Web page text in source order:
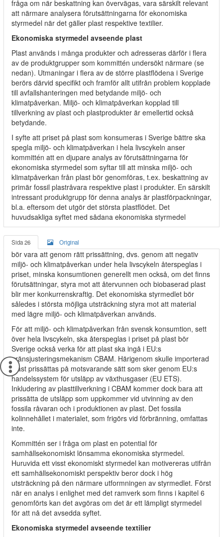
fråga om när beskattning kan övervägas, vara särskilt relevant
att närmare analysera förutsättningarna för ekonomiska
styrmedel när det gäller plast respektive textilier.
Ekonomiska styrmedel avseende plast
Plast används i många produkter och adresseras därför i flera
av de produktgrupper som kommittén undersökt närmare (se
nedan). Utmaningar i flera av de större plastflödena i Sverige
berörs därvid specifikt och framför allt utifrån problem kopplade
till avfallshanteringen med betydande miljö- och
klimatpåverkan. Miljö- och klimatpåverkan kopplad till
tillverkning av plast och plastprodukter är emellertid också
betydande.
I syfte att priset på plast som konsumeras i Sverige bättre ska
spegla miljö- och klimatpåverkan i hela livscykeln anser
kommittén att en djupare analys av förutsättningarna för
ekonomiska styrmedel som syftar till att minska miljö- och
klimatpåverkan från plast bör genomföras, t.ex. beskattning av
primär fossil plastråvara respektive plast i produkter. En särskilt
intressant produktgrupp för denna analys är plastförpackningar,
bl.a. eftersom det utgör det största plastflödet. Det
huvudsakliga syftet med sådana ekonomiska styrmedel
Sida 26 Original
bör vara att genom rätt prissättning, dvs. genom att negativ
miljö- och klimatpåverkan under hela livscykeln återspeglas i
priset, minska konsumtionen generellt men också, om det finns
förutsättningar, styra mot att återvunnen och biobaserad plast
blir mer konkurrenskraftig. Det ekonomiska styrmedlet bör
således i största möjliga utsträckning styra mot att material
med lägre miljö- och klimatpåverkan används.
För att miljö- och klimatpåverkan från svensk konsumtion, sett
över hela livscykeln, ska återspeglas i priset på plast bör
Sverige också verka för att plast ska ingå i EU:s
gränsjusteringsmekanism CBAM. Härigenom skulle importerad
plast prissättas på motsvarande sätt som sker genom EU:s
handelssystem för utsläpp av växthusgaser (EU ETS).
Inkludering av plasttillverkning i CBAM kommer dock bara att
prissätta de utsläpp som uppkommer vid utvinning av den
fossila råvaran och i produktionen av plast. Det fossila
kolinnehållet i materialet, som frigörs vid förbränning, omfattas
inte.
Kommittén ser i fråga om plast en potential för
samhällsekonomiskt lönsamma ekonomiska styrmedel.
Huruvida ett visst ekonomiskt styrmedel kan motivereras utifrån
ett samhällsekonomiskt perspektiv beror dock i hög
utsträckning på den närmare utformningen av styrmedlet. Först
när en analys i enlighet med det ramverk som finns i kapitel 6
genomförts kan det avgöras om det är ett lämpligt styrmedel
för att nå det avsedda syftet.
Ekonomiska styrmedel avseende textilier